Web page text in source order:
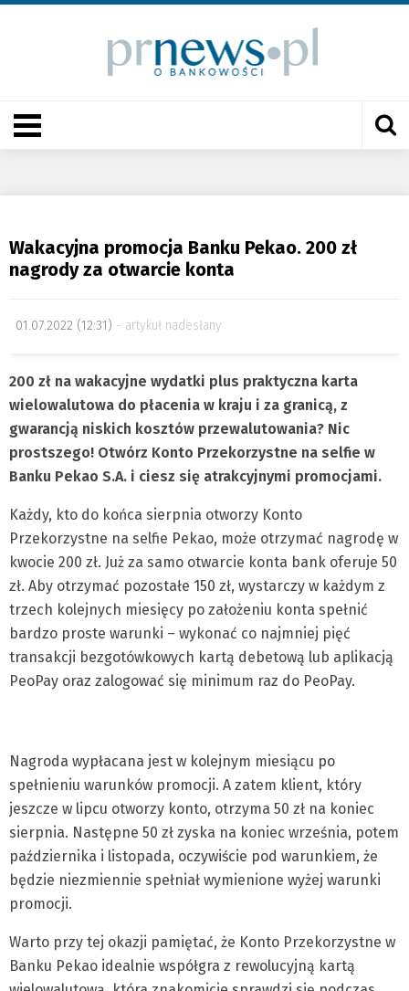
Wakacyjna promocja Banku Pekao. 200 zł
nagrody za otwarcie konta
01.07.2022 (12:31) artykuł nadesłany
200 zł na wakacyjne wydatki plus praktyczna karta
wielowalutowa do płacenia w kraju i za granicą, z
gwarancją niskich kosztów przewalutowania? Nic
prostszego! Otwórz Konto Przekorzystne na selfie w
Banku Pekao S.A. i ciesz się atrakcyjnymi promocjami.
Każdy, kto do końca sierpnia otworzy Konto
Przekorzystne na selfie Pekao, może otrzymać nagrodę w
kwocie 200 zł. Już za samo otwarcie konta bank oferuje 50
zł. Aby otrzymać pozostałe 150 zł, wystarczy w każdym z
trzech kolejnych miesięcy po założeniu konta spełnić
bardzo proste warunki – wykonać co najmniej pięć
transakcji bezgotówkowych kartą debetową lub aplikacją
PeoPay oraz zalogować się minimum raz do PeoPay.
Nagroda wypłacana jest w kolejnym miesiącu po
spełnieniu warunków promocji. A zatem klient, który
jeszcze w lipcu otworzy konto, otrzyma 50 zł na koniec
sierpnia. Następne 50 zł zyska na koniec września, potem
października i listopada, oczywiście pod warunkiem, że
będzie niezmiennie spełniał wymienione wyżej warunki
promocji.
Warto przy tej okazji pamiętać, że Konto Przekorzystne w
Banku Pekao idealnie współgra z rewolucyjną kartą